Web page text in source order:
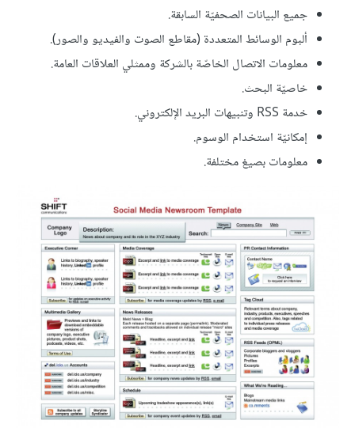
جميع البيانات الصحفيّة السابقة.
ألبوم الوسائط المتعددة (مقاطع الصوت والفيديو والصور).
معلومات الاتصال الخاصّة بالشركة وممثلي العلاقات العامة.
خاصيّة البحث.
خدمة RSS وتنبيهات البريد الإلكتروني.
إمكانيّة استخدام الوسوم.
معلومات بصيغ مختلفة.